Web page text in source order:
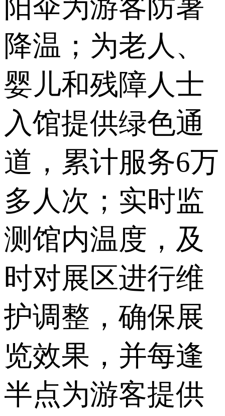
阳伞为游客防暑
降温；为老人、
婴儿和残障人士
入馆提供绿色通
道，累计服务6万
多人次；实时监
测馆内温度，及
时对展区进行维
护调整，确保展
览效果，并每逢
半点为游客提供